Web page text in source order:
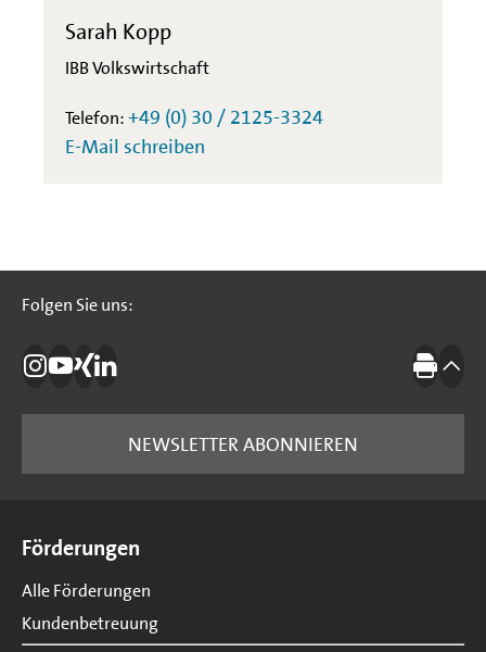
Sarah Kopp
IBB Volkswirtschaft
Telefon:+49 (0) 30 / 2125-3324
E-Mail schreiben
Folgen Sie uns:
Folgen Sie uns:
Die IBB auf Instagram
Die IBB auf YouTube
Die IBB auf Xing
Die IBB auf LinkedIn Drucken
NEWSLETTER ABONNIEREN
Förderungen
Alle Förderungen
Kundenbetreuung